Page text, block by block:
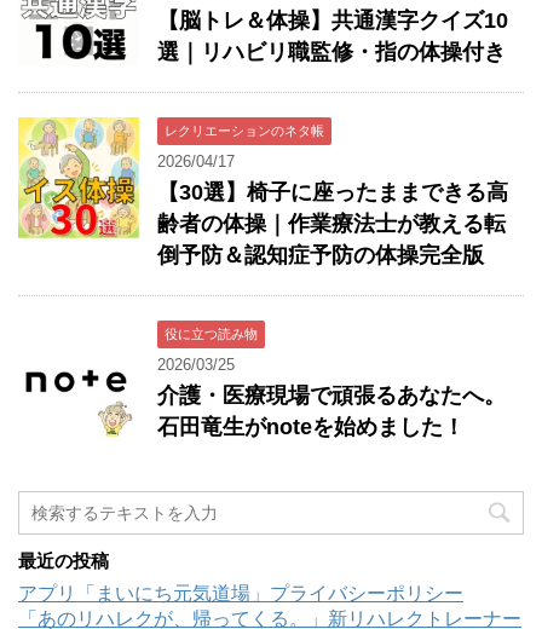
【脳トレ＆体操】共通漢字クイズ10
選｜リハビリ職監修・指の体操付き
レクリエーションのネタ帳
2026/04/17
【30選】椅子に座ったままできる高
齢者の体操｜作業療法士が教える転
倒予防＆認知症予防の体操完全版
役に立つ読み物
2026/03/25
介護・医療現場で頑張るあなたへ。
石田竜生がnoteを始めました！
最近の投稿
アプリ「まいにち元気道場」プライバシーポリシー
「あのリハレクが、帰ってくる。」新リハレクトレーナー